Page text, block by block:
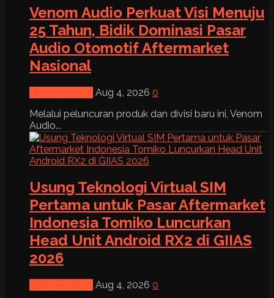
Venom Audio Perkuat Visi Menuju
25 Tahun, Bidik Dominasi Pasar
Audio Otomotif Aftermarket
Nasional
Aug 4, 2026 0
Melalui peluncuran produk dan divisi baru ini, Venom
Audio...
Usung Teknologi Virtual SIM
Pertama untuk Pasar Aftermarket
Indonesia Tomiko Luncurkan
Head Unit Android RX2 di GIIAS
2026
Aug 4, 2026 0